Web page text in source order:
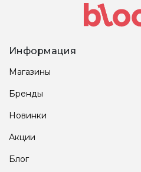
Информация
Магазины
Бренды
Новинки
Акции
Блог